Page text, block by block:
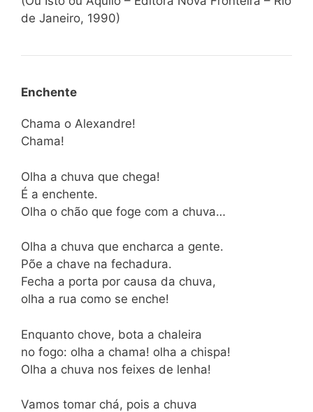
de Janeiro, 1990)
Enchente
Chama o Alexandre!
Chama!
Olha a chuva que chega!
É a enchente.
Olha o chão que foge com a chuva…
Olha a chuva que encharca a gente.
Põe a chave na fechadura.
Fecha a porta por causa da chuva,
olha a rua como se enche!
Enquanto chove, bota a chaleira
no fogo: olha a chama! olha a chispa!
Olha a chuva nos feixes de lenha!
Vamos tomar chá, pois a chuva